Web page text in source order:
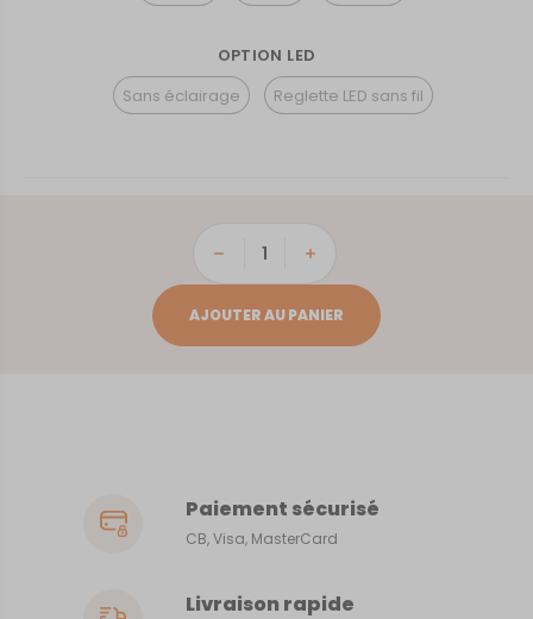
OPTION LED
Sans éclairage
Reglette LED sans fil
quantité
Nantes
AJOUTER AU PANIER
Paiement sécurisé
CB, Visa, MasterCard
Livraison rapide